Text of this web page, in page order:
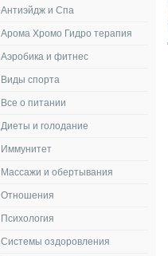
Антиэйдж и Спа
Арома Хромо Гидро терапия
Аэробика и фитнес
Виды спорта
Все о питании
Диеты и голодание
Иммунитет
Массажи и обертывания
Отношения
Психология
Системы оздоровления